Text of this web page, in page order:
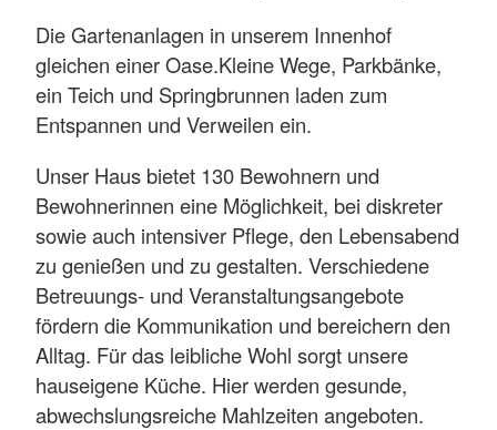
Die Gartenanlagen in unserem Innenhof
gleichen einer Oase.Kleine Wege, Parkbänke,
ein Teich und Springbrunnen laden zum
Entspannen und Verweilen ein.
Unser Haus bietet 130 Bewohnern und
Bewohnerinnen eine Möglichkeit, bei diskreter
sowie auch intensiver Pflege, den Lebensabend
zu genießen und zu gestalten. Verschiedene
Betreuungs- und Veranstaltungsangebote
fördern die Kommunikation und bereichern den
Alltag. Für das leibliche Wohl sorgt unsere
hauseigene Küche. Hier werden gesunde,
abwechslungsreiche Mahlzeiten angeboten.